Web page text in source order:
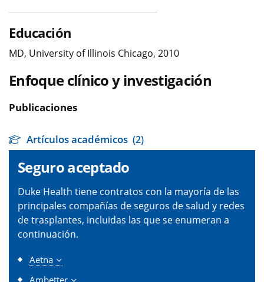
Educación
MD, University of Illinois Chicago, 2010
Enfoque clínico y investigación
Publicaciones
Artículos académicos (2)
Seguro aceptado
Duke Health tiene contratos con la mayoría de las
principales compañías de seguros de salud y redes
de trasplantes, incluidas las que se enumeran a
continuación.
Aetna
Ambetter